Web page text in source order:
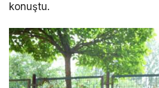
konuştu.